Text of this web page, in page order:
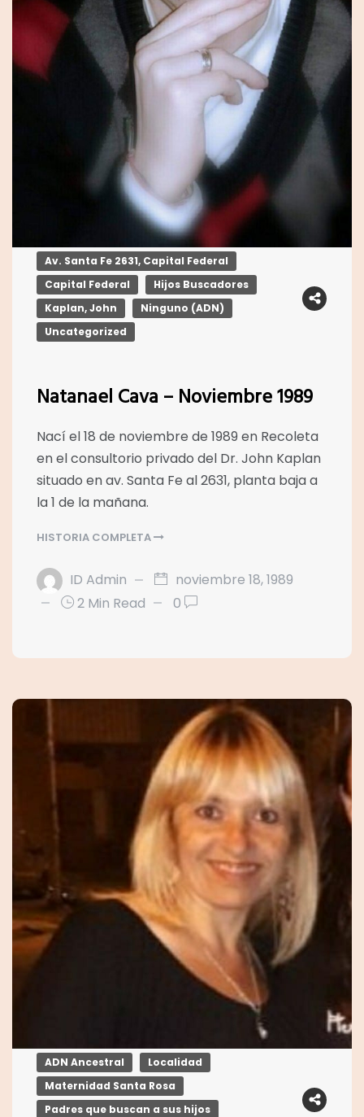
Av. Santa Fe 2631, Capital Federal
Capital Federal
Hijos Buscadores
Kaplan, John
Ninguno (ADN)
Uncategorized
Natanael Cava – Noviembre 1989
Nací el 18 de noviembre de 1989 en Recoleta
en el consultorio privado del Dr. John Kaplan
situado en av. Santa Fe al 2631, planta baja a
la 1 de la mañana.
HISTORIA COMPLETA
ID Admin
noviembre 18, 1989
2 Min Read
0
ADN Ancestral
Localidad
Maternidad Santa Rosa
Padres que buscan a sus hijos